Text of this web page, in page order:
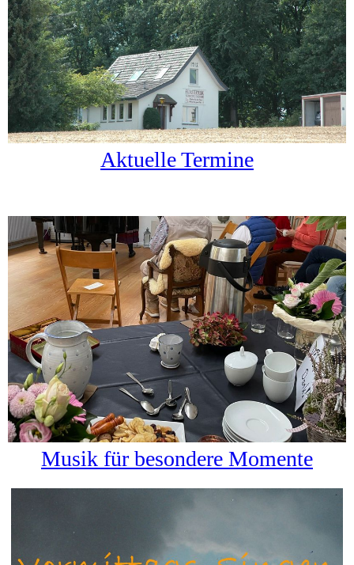
Aktuelle Termine
Musik für besondere Momente